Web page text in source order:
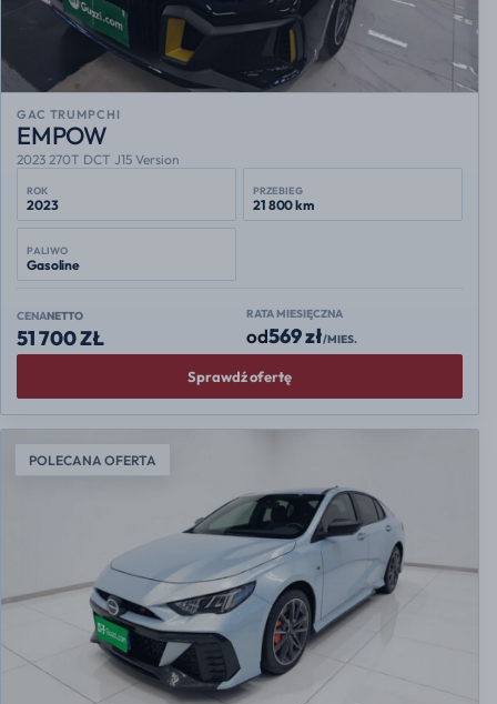
GAC TRUMPCHI
EMPOW
2023 270T DCT J15 Version
ROK
2023
PRZEBIEG
21 800 km
PALIWO
Gasoline
CENANETTO
51 700 ZŁ
RATA MIESIĘCZNA
od569 zł/MIES.
Sprawdź ofertę
POLECANA OFERTA